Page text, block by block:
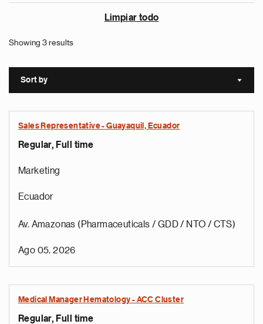
Limpiar todo
Showing 3 results
Sort by Sort
Sales Representative - Guayaquil, Ecuador
Regular, Full time
Marketing
Ecuador
Av. Amazonas (Pharmaceuticals / GDD / NTO / CTS)
Ago 05, 2026
Medical Manager Hematology - ACC Cluster
Regular, Full time